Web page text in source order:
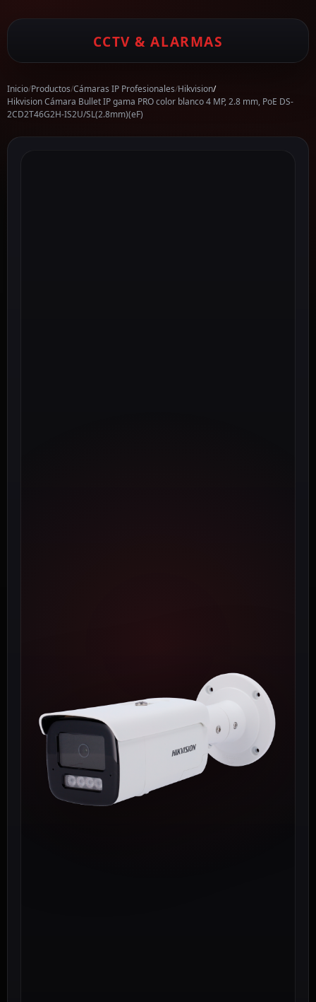
CCTV & ALARMAS
Inicio/Productos/Cámaras IP Profesionales/Hikvision/
Hikvision Cámara Bullet IP gama PRO color blanco 4 MP, 2.8 mm, PoE DS-
2CD2T46G2H-IS2U/SL(2.8mm)(eF)